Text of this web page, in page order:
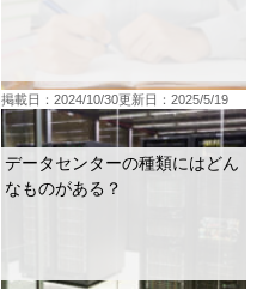
掲載日：2024/10/30更新日：2025/5/19
データセンターの種類にはどん
なものがある？